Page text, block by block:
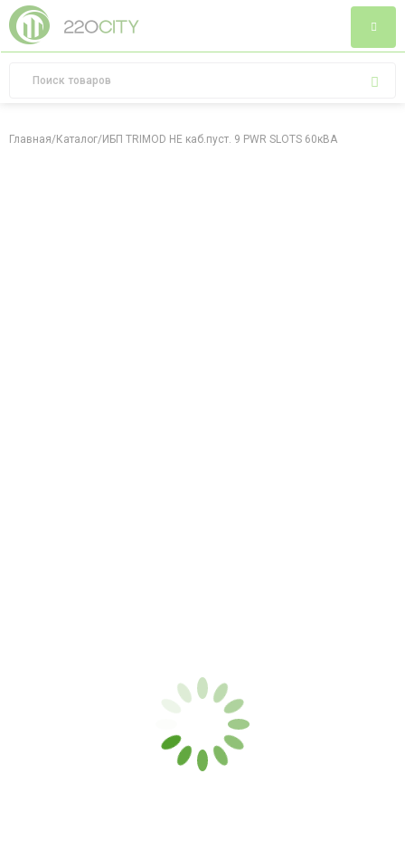
Главная/Каталог/ИБП TRIMOD HE каб.пуст. 9 PWR SLOTS 60кВА